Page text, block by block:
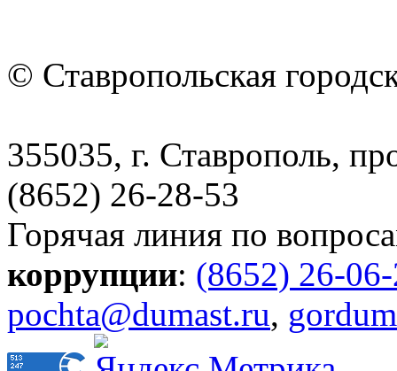
© Ставропольская
355035, г. Ставрополь,
(8652) 26-28-53
Горячая линия по
коррупции: (8652) 26-
pochta@dumast.ru,